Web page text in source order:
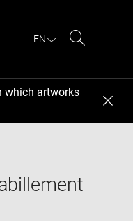
EN
which artworks